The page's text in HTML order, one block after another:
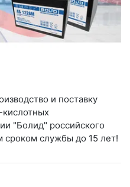
и поставку
"Болид" российского
сроком службы до 15 лет!